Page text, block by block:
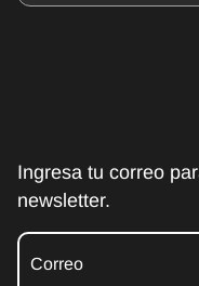
Ingresa tu correo
newsletter.